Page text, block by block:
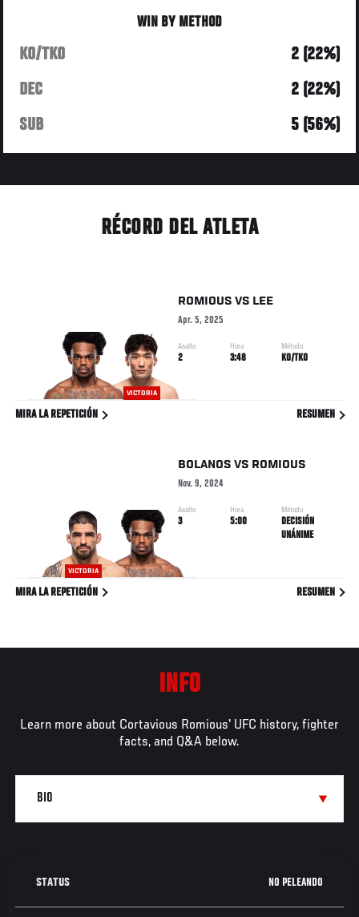
WIN BY METHOD
KO/TKO
2 (22%)
DEC
2 (22%)
SUB
5 (56%)
RÉCORD DEL ATLETA
VICTORIA
ROMIOUS VS LEE
Apr. 5, 2025
Asalto
2
Hora
3:48
Método
KO/TKO
MIRA LA REPETICIÓN RESUMEN
VICTORIA
BOLANOS VS ROMIOUS
Nov. 9, 2024
Asalto
3
Hora
5:00
Método
DECISIÓN
UNÁNIME
MIRA LA REPETICIÓN RESUMEN
INFO
Learn more about Cortavious Romious' UFC history, fighter
facts, and Q&A below.
STATUS NO PELEANDO